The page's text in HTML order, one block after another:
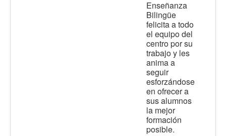
Enseñanza
Bilingüe
felicita a todo
el equipo del
centro por su
trabajo y les
anima a
seguir
esforzándose
en ofrecer a
sus alumnos
la mejor
formación
posible.